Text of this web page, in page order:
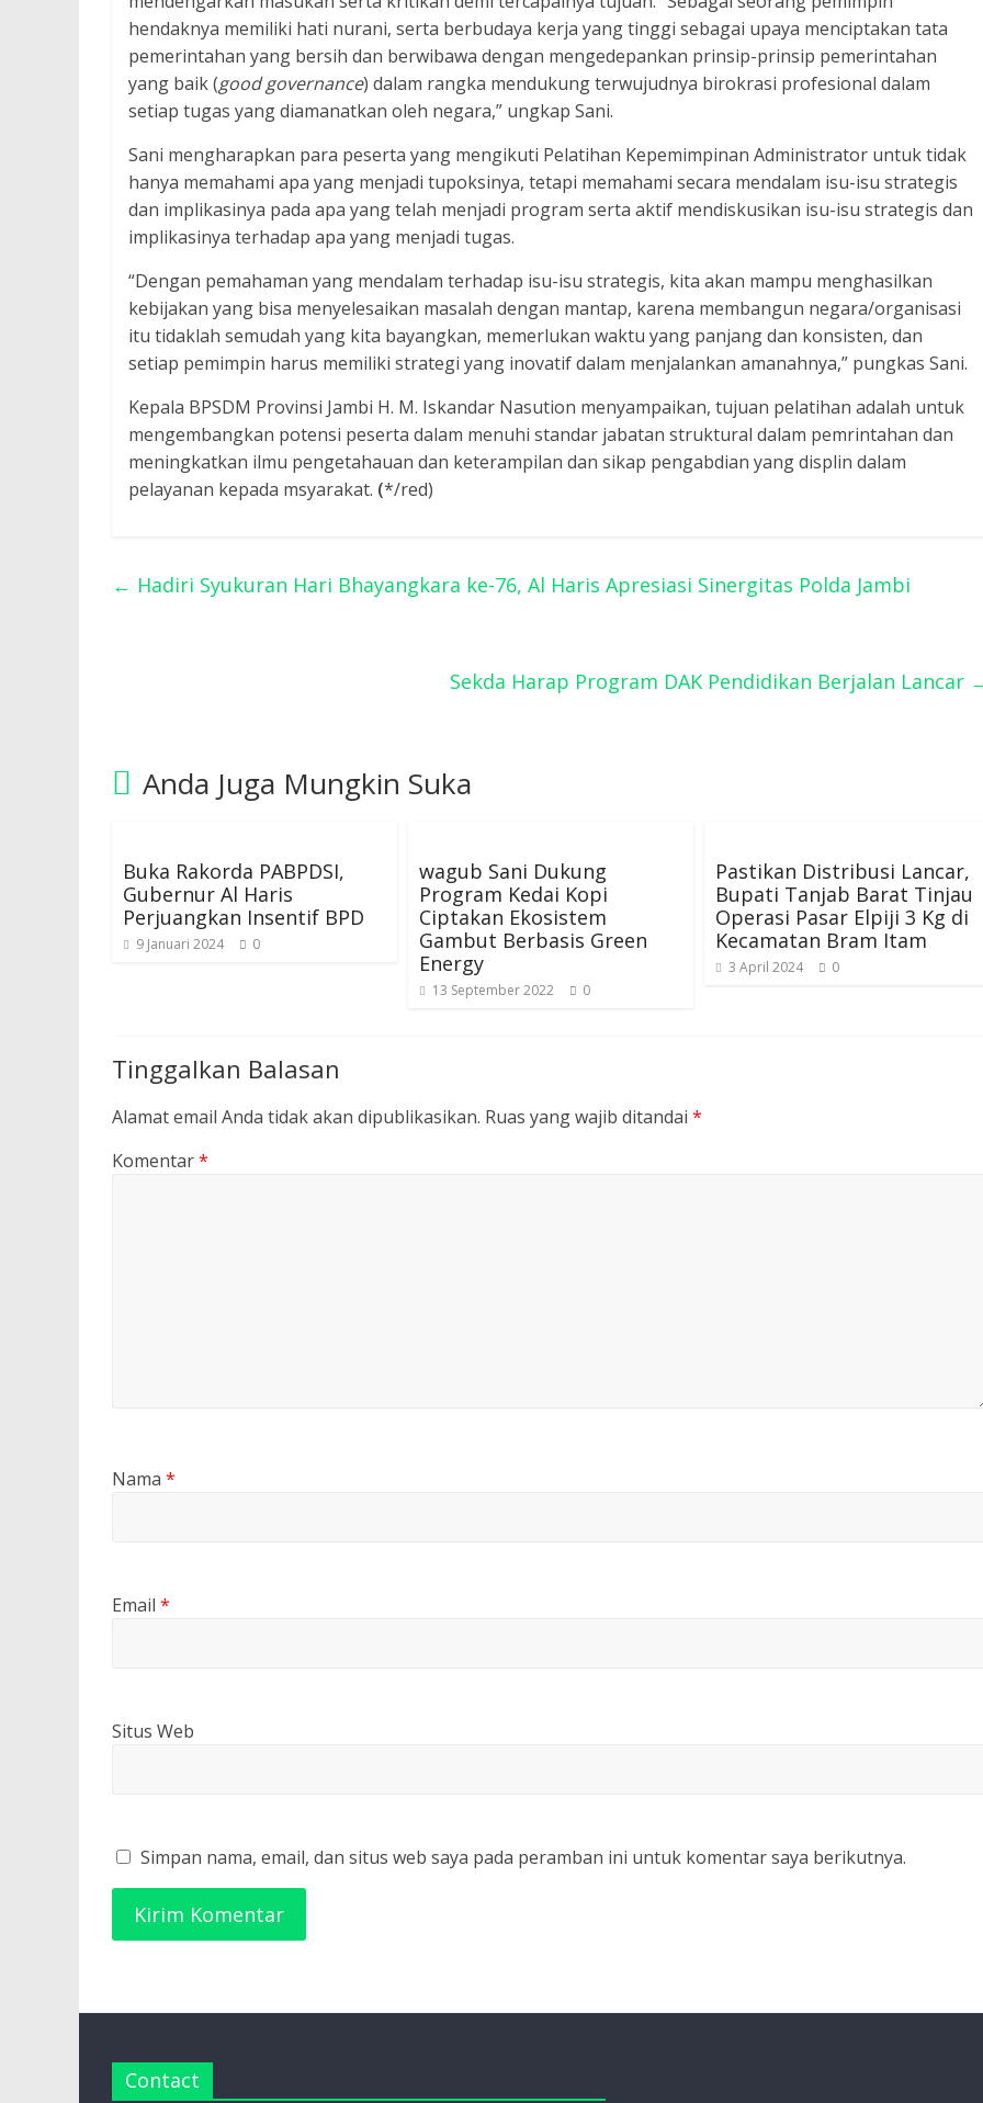
hendaknya memiliki hati nurani, serta berbudaya kerja yang tinggi sebagai upaya menciptakan tata
pemerintahan yang bersih dan berwibawa dengan mengedepankan prinsip-prinsip pemerintahan
yang baik (good governance) dalam rangka mendukung terwujudnya birokrasi profesional dalam
setiap tugas yang diamanatkan oleh negara,” ungkap Sani.
Sani mengharapkan para peserta yang mengikuti Pelatihan Kepemimpinan Administrator untuk tidak
hanya memahami apa yang menjadi tupoksinya, tetapi memahami secara mendalam isu-isu strategis
dan implikasinya pada apa yang telah menjadi program serta aktif mendiskusikan isu-isu strategis dan
implikasinya terhadap apa yang menjadi tugas.
“Dengan pemahaman yang mendalam terhadap isu-isu strategis, kita akan mampu menghasilkan
kebijakan yang bisa menyelesaikan masalah dengan mantap, karena membangun negara/organisasi
itu tidaklah semudah yang kita bayangkan, memerlukan waktu yang panjang dan konsisten, dan
setiap pemimpin harus memiliki strategi yang inovatif dalam menjalankan amanahnya,” pungkas Sani.
Kepala BPSDM Provinsi Jambi H. M. Iskandar Nasution menyampaikan, tujuan pelatihan adalah untuk
mengembangkan potensi peserta dalam menuhi standar jabatan struktural dalam pemrintahan dan
meningkatkan ilmu pengetahauan dan keterampilan dan sikap pengabdian yang displin dalam
pelayanan kepada msyarakat. (*/red)
← Hadiri Syukuran Hari Bhayangkara ke-76, Al Haris Apresiasi Sinergitas Polda Jambi
Sekda Harap Program DAK Pendidikan Berjalan Lancar
Anda Juga Mungkin Suka
Buka Rakorda PABPDSI,
Gubernur Al Haris
Perjuangkan Insentif BPD
9 Januari 2024 0
wagub Sani Dukung
Program Kedai Kopi
Ciptakan Ekosistem
Gambut Berbasis Green
Energy
13 September 2022 0
Pastikan Distribusi Lancar,
Bupati Tanjab Barat Tinjau
Operasi Pasar Elpiji 3 Kg di
Kecamatan Bram Itam
3 April 2024 0
Tinggalkan Balasan
Alamat email Anda tidak akan dipublikasikan. Ruas yang wajib ditandai *
Komentar*
Nama *
Email *
Situs Web
Simpan nama, email, dan situs web saya pada peramban ini untuk komentar saya berikutnya.
Contact